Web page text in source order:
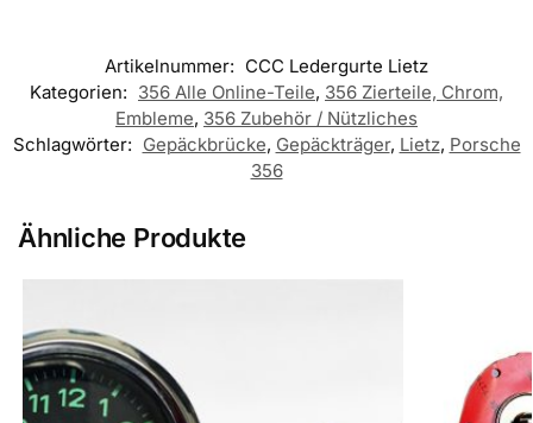
Artikelnummer: CCC Ledergurte Lietz
Kategorien: 356 Alle Online-Teile, 356 Zierteile, Chrom,
Embleme, 356 Zubehör / Nützliches
Schlagwörter: Gepäckbrücke, Gepäckträger, Lietz, Porsche
356
Ähnliche Produkte